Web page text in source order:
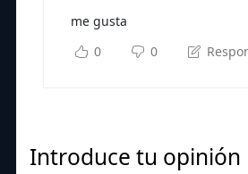
me gusta
0
0
Introduce tu opinión